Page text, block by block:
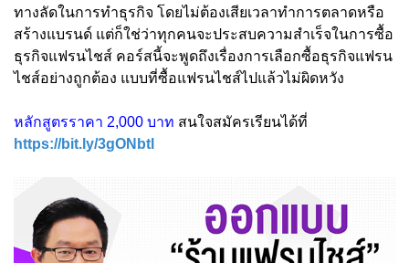
ทางลัดในการทำธุรกิจ โดยไม่ต้องเสียเวลาทำการตลาดหรือ
สร้างแบรนด์ แต่ก็ใช่ว่าทุกคนจะประสบความสำเร็จในการซื้อ
ธุรกิจแฟรนไชส์ คอร์สนี้จะพูดถึงเรื่องการเลือกซื้อธุรกิจแฟรน
ไชส์อย่างถูกต้อง แบบที่ซื้อแฟรนไชส์ไปแล้วไม่ผิดหวัง
หลักสูตรราคา 2,000 บาท สนใจสมัครเรียนได้ที่
https://bit.ly/3gONbtl